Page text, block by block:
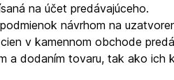
na účet predávajúceho.
návrhom na
v kamennom obchode
a dodaním tovaru, tak ako ich